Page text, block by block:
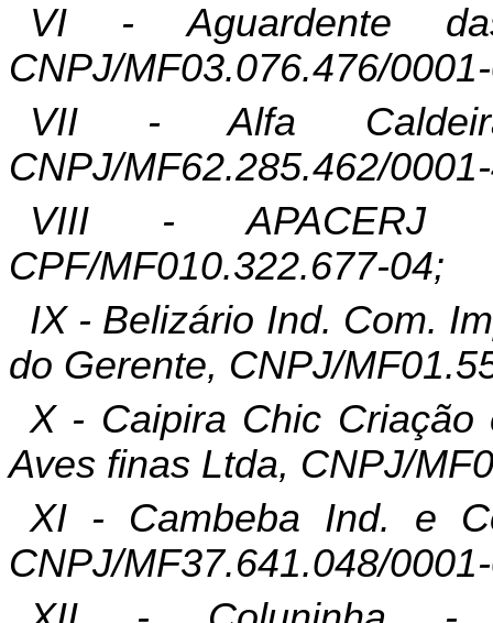
VI - Aguardente
CNPJ/MF03.076.476/
VII - Alfa
CNPJ/MF62.285.462/
VIII -
CPF/MF010.322.677-04;
IX - Belizário Ind. Com.
do Gerente, CNPJ/
X - Caipira Chic Criação
Aves finas Ltda, CNPJ/
XI - Cambeba Ind. e
CNPJ/MF37.641.048/